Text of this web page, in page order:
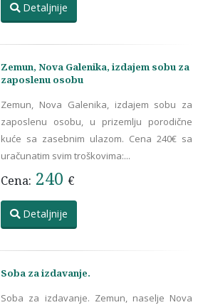
Detaljnije
Zemun, Nova Galenika, izdajem sobu za
zaposlenu osobu
Zemun, Nova Galenika, izdajem sobu za
zaposlenu osobu, u prizemlju porodične
kuće sa zasebnim ulazom. Cena 240€ sa
uračunatim svim troškovima:...
Cena: 240 €
Detaljnije
Soba za izdavanje.
Soba za izdavanje. Zemun, naselje Nova